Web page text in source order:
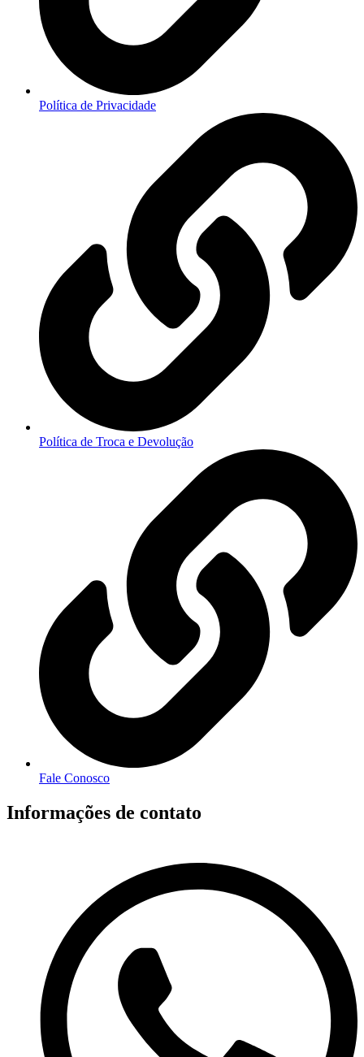
Política de Privacidade
Política de Troca e Devolução
Fale Conosco
Informações de contato